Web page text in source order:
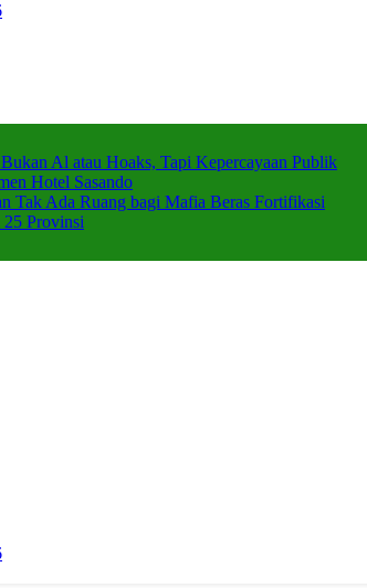
Al atau Hoaks, Tapi Kepercayaan Publik
Hotel Sasando
Tak Ada Ruang bagi Mafia Beras Fortifikasi
Provinsi